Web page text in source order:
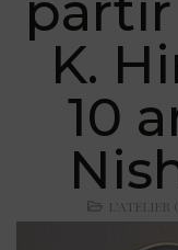
K.
10
L'ATELIER